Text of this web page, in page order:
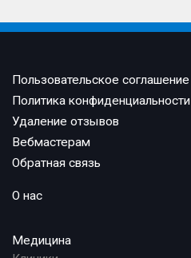
Пользовательское соглашение
Политика конфиденциальности
Удаление отзывов
Вебмастерам
Обратная связь
О нас
Медицина